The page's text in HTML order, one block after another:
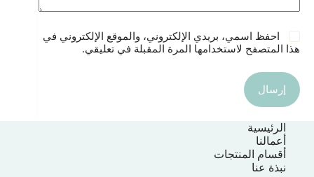
احفظ اسمي، بريدي الإلكتروني، والموقع الإلكتروني في
هذا المتصفح لاستخدامها المرة المقبلة في تعليقي.
إرسال
الرئيسية
أعمالنا
أقسام المنتجات
نبذة عنا